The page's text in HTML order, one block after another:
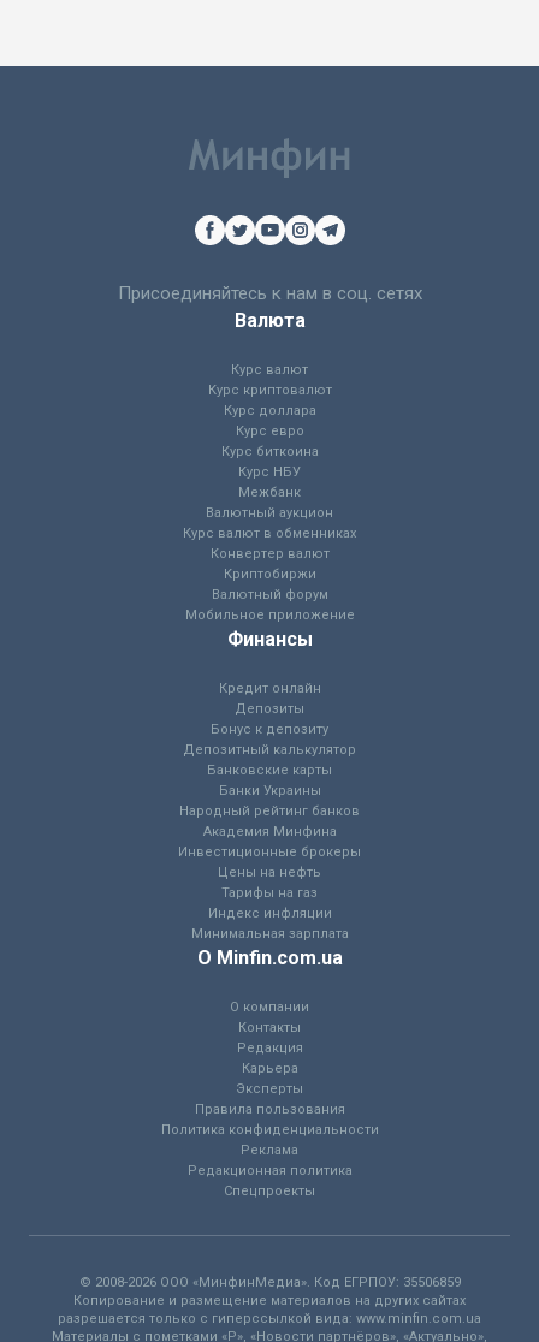
Присоединяйтесь к нам в соц. сетях
Валюта
Курс валют
Курс криптовалют
Курс доллара
Курс евро
Курс биткоина
Курс НБУ
Межбанк
Валютный аукцион
Курс валют в обменниках
Конвертер валют
Криптобиржи
Валютный форум
Мобильное приложение
Финансы
Кредит онлайн
Депозиты
Бонус к депозиту
Депозитный калькулятор
Банковские карты
Банки Украины
Народный рейтинг банков
Академия Минфина
Инвестиционные брокеры
Цены на нефть
Тарифы на газ
Индекс инфляции
Минимальная зарплата
О Minfin.com.ua
О компании
Контакты
Редакция
Карьера
Эксперты
Правила пользования
Политика конфиденциальности
Реклама
Редакционная политика
Спецпроекты
© 2008-2026 ООО «МинфинМедиа». Код ЕГРПОУ: 35506859
Копирование и размещение материалов на других сайтах
разрешается только с гиперссылкой вида: www.minfin.com.ua
Материалы с пометками «Р», «Новости партнёров», «Актуально»,